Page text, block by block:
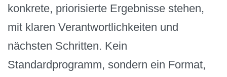
konkrete, priorisierte Ergebnisse stehen,
mit klaren Verantwortlichkeiten und
nächsten Schritten. Kein
Standardprogramm, sondern ein Format,